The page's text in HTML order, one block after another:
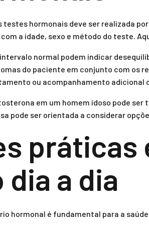
hormonais deve ser realizada
a idade, sexo e método do teste.
normal podem indicar
do paciente em conjunto com os
ou acompanhamento adicional
em um homem idoso pode
pode ser orientada a considerar
práticas
a dia
hormonal é fundamental para a